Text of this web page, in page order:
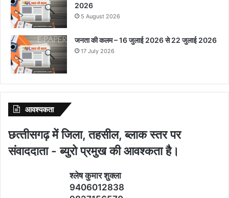
2026
5 August 2026
जनता की कलम – 16 जुलाई 2026 से 22 जुलाई 2026
17 July 2026
आवश्‍यकता
छत्‍तीसगढ़ में जिला, तहसील, ब्‍लाक स्‍तर पर
संवाददाता - ब्‍युरो प्रमुख की आवश्‍कता है।
श्‍लेष कुमार शुक्‍ला
9406012838